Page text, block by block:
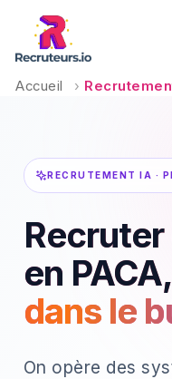
Accueil ›
RECRUTEMENT IA ·
en PACA,
dans le
On opère des